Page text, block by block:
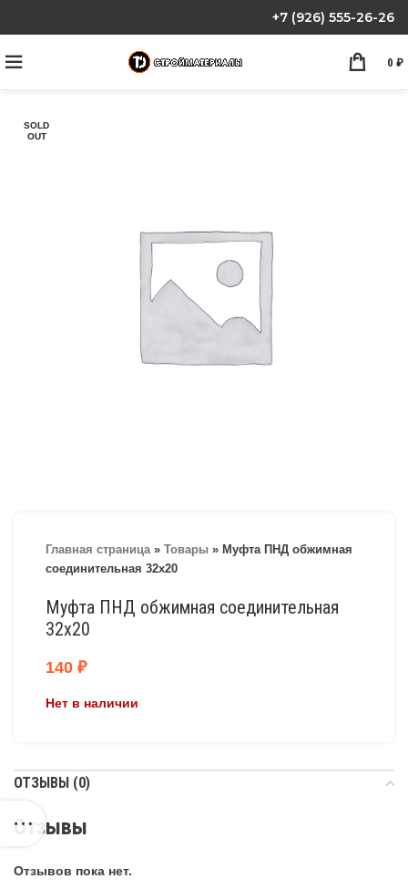
+7 (926) 555-26-26
0 ₽
SOLD
OUT
Главная страница» Товары » Муфта ПНД обжимная
соединительная 32х20
Муфта ПНД обжимная соединительная
32х20
140 ₽
Нет в наличии
ОТЗЫВЫ (0)
Отзывы
Отзывов пока нет.